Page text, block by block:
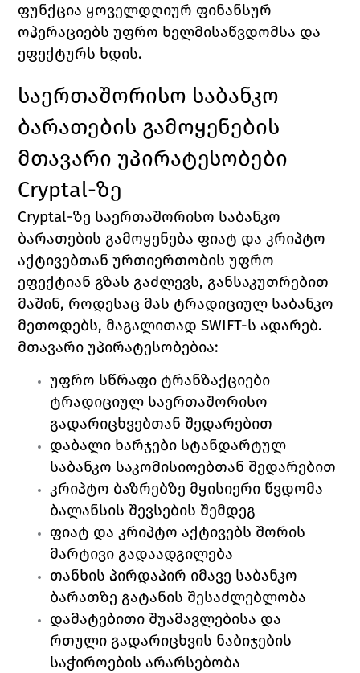
ფუნქცია ყოველდღიურ ფინანსურ
ოპერაციებს უფრო ხელმისაწვდომსა და
ეფექტურს ხდის.
საერთაშორისო საბანკო
ბარათების გამოყენების
მთავარი უპირატესობები
Cryptal-ზე
Cryptal-ზე საერთაშორისო საბანკო
ბარათების გამოყენება ფიატ და კრიპტო
აქტივებთან ურთიერთობის უფრო
ეფექტიან გზას გაძლევს, განსაკუთრებით
მაშინ, როდესაც მას ტრადიციულ საბანკო
მეთოდებს, მაგალითად SWIFT-ს ადარებ.
მთავარი უპირატესობებია:
უფრო სწრაფი ტრანზაქციები
ტრადიციულ საერთაშორისო
გადარიცხვებთან შედარებით
დაბალი ხარჯები სტანდარტულ
საბანკო საკომისიოებთან შედარებით
კრიპტო ბაზრებზე მყისიერი წვდომა
ბალანსის შევსების შემდეგ
ფიატ და კრიპტო აქტივებს შორის
მარტივი გადაადგილება
თანხის პირდაპირ იმავე საბანკო
ბარათზე გატანის შესაძლებლობა
დამატებითი შუამავლებისა და
რთული გადარიცხვის ნაბიჯების
საჭიროების არარსებობა